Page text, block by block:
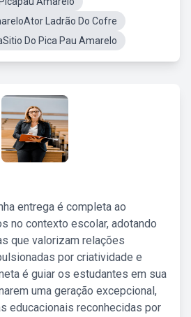
Ladrão Do Cofre
Do Pica Pau Amarelo
entrega é completa ao
no contexto escolar, adotando
que valorizam relações
por criatividade e
é guiar os estudantes em sua
uma geração excepcional,
educacionais reconhecidas por